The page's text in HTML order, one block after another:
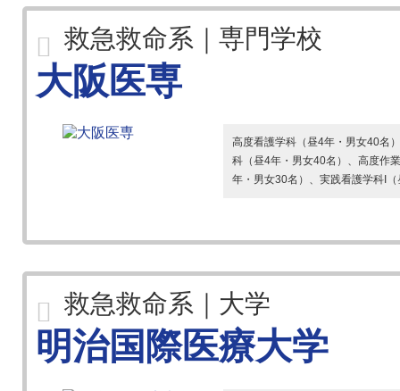
救急救命系｜専門学校
大阪医専
高度看護学科（昼4年・男女40名
科（昼4年・男女40名）、高度作
年・男女30名）、実践看護学科I
救急救命系｜大学
明治国際医療大学